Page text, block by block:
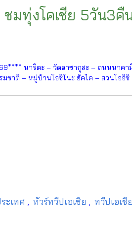
ชมทุ่งโคเชีย 5วัน3คื
นาริตะ – วัดอาซากุสะ – ถนนนาคา
ชาติ – หมู่บ้านโอชิโนะ ฮัคไค – สวนโออิชิ
ะเทศ ทัวร์ทวีปเอเชีย ทวีปเอเชีย